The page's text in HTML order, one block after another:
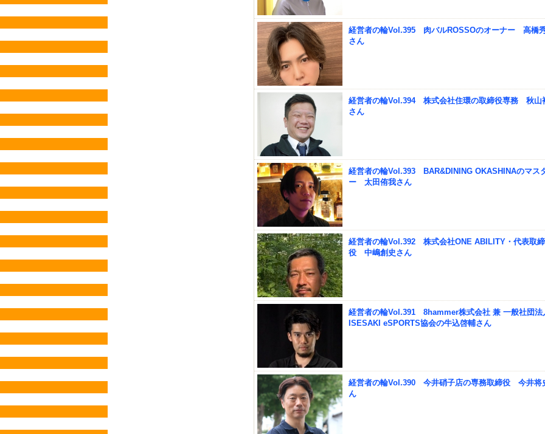
経営者の輪Vol.395 肉バルROSSOのオーナー 高橋
さん
経営者の輪Vol.394 株式会社住環の取締役専務 秋山
さん
経営者の輪Vol.393 BAR&DINING OKASHINAのマス
ー 太田侑我さん
経営者の輪Vol.392 株式会社ONE ABILITY・代表取締
役 中嶋創史さん
経営者の輪Vol.391 8hammer株式会社 兼 一般社団法
ISESAKI eSPORTS協会の牛込啓輔さん
経営者の輪Vol.390 今井硝子店の専務取締役 今井将
ん